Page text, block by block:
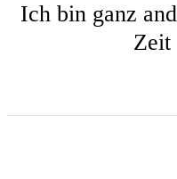
Ich bin ganz
Zeit